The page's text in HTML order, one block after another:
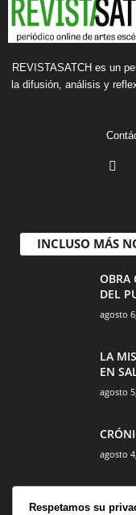
REVISTASATCH es un
la difusión, análisis y
INCLUSO MÁS
OBRA
DEL
agosto
LA
EN
agosto
agosto
Respetamos su